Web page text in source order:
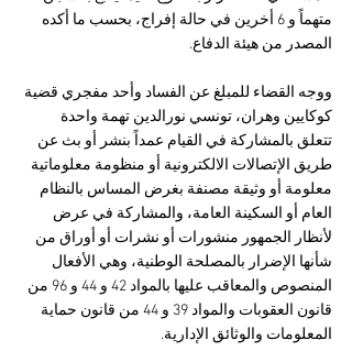
متهماً و 6 أخرين في حالة إفراج، بحسب ما أكده
المصدر من هيئة الدفاع.
ووجه القضاء للمبلغ عن الفساد وأحد مفجري قضية
كوكايين وهران، تونسي نورالدين تهمة واحدة
تتعلق بالمشاركة في القيام عمداً بنشر أو بث عن
طريق الإتصالات الالكترونية أو منظومة معلوماتية
معلومة أو وثيقة مصنفة بغرض المساس بالنظام
العام أو السكينة العامة، والمشاركة في عرض
لأنظار الجمهور منشورات أو نشرات أو أوراق من
شأنها الإضرار بالمصلحة الوطنية، وهي الأفعال
المنصوص والمعاقب عليها بالمواد 42 و 44 و 96 من
قانون العقوبات والمواد 39 و 44 من قانون حماية
المعلومات والوثائق الإدارية.